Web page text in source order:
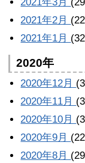
2021年2月
2021年1月
2020年
2020年12月
2020年11月
2020年10月
2020年9月
2020年8月